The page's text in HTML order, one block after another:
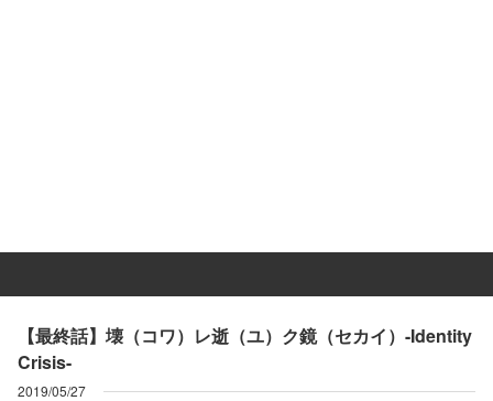
【最終話】壊（コワ）レ逝（ユ）ク鏡（セカイ）-Identity
Crisis-
2019/05/27